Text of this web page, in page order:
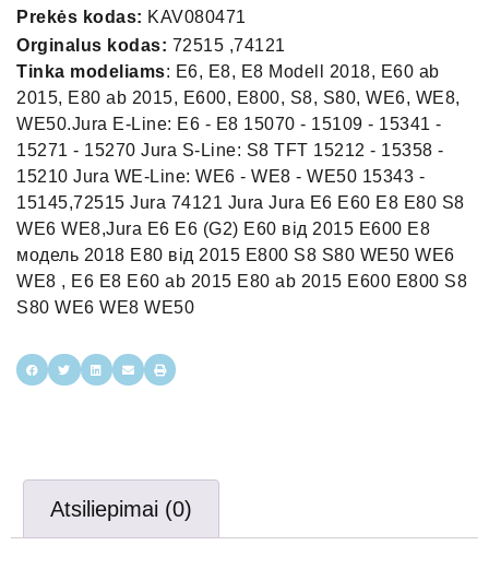
Prekės kodas: KAV080471
Orginalus kodas: 72515 ,74121
Tinka modeliams: E6, E8, E8 Modell 2018, E60 ab
2015, E80 ab 2015, E600, E800, S8, S80, WE6, WE8,
WE50.Jura E-Line: E6 - E8 15070 - 15109 - 15341 -
15271 - 15270 Jura S-Line: S8 TFT 15212 - 15358 -
15210 Jura WE-Line: WE6 - WE8 - WE50 15343 -
15145,72515 Jura 74121 Jura Jura E6 E60 E8 E80 S8
WE6 WE8,Jura E6 E6 (G2) E60 від 2015 E600 E8
модель 2018 E80 від 2015 E800 S8 S80 WE50 WE6
WE8 , E6 E8 E60 ab 2015 E80 ab 2015 E600 E800 S8
S80 WE6 WE8 WE50
Atsiliepimai (0)